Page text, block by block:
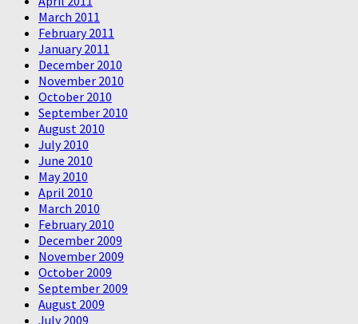
March 2011
February 2011
January 2011
December 2010
November 2010
October 2010
September 2010
August 2010
July 2010
June 2010
May 2010
April 2010
March 2010
February 2010
December 2009
November 2009
October 2009
September 2009
August 2009
July 2009